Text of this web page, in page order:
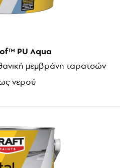
PU Aqua
μεμβράνη ταρατσών
νερού